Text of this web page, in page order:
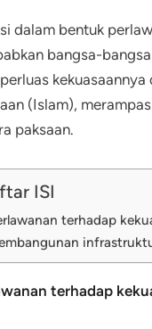
dalam bentuk
bangsa-
(Islam),
paksaan.
ISI
terhadap
terhadap